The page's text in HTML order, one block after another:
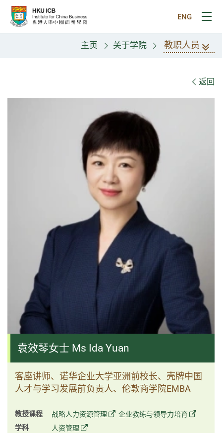
跳往主要内容
ENG
打
主页 关于学院 教职人员
返回
袁效琴女士 Ms Ida Yuan
客座讲师、诺华企业大学亚洲前校长、壳牌中国
人才与学习发展前负责人、伦敦商学院EMBA
教授课程 战略人力资源管理
企业教练与领导力培育
学科
人资管理